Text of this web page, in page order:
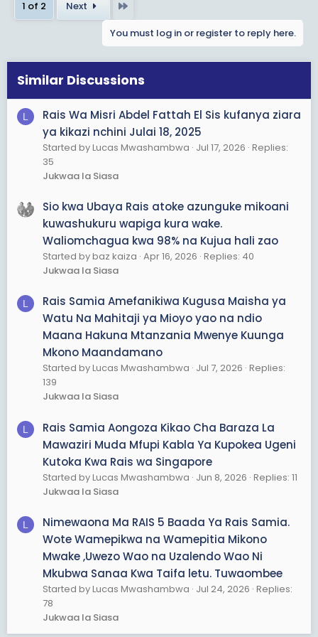
Kazi iendelee, Mama Ametufikia na kuwafikia
watanzania kwa utumishi wake uliotukuka wa kugusa
Maisha ya watanzania wanyonge wasio na Sauti.
Lucas Hebel Mwashambwa, Mama ANATOSHA
kuendelea kuliongoza Taifa letu kwa muhula wa pili.
1 of 2 Next
You must log in or register to reply here.
Similar Discussions
L
Rais Wa Misri Abdel Fattah El Sis kufanya ziara
ya kikazi nchini Julai 18, 2025
Started by Lucas Mwashambwa Jul 17, 2026 Replies:
35
Jukwaa la Siasa
Sio kwa Ubaya Rais atoke azunguke mikoani
kuwashukuru wapiga kura wake.
Waliomchagua kwa 98% na Kujua hali zao
Started by baz kaiza Apr 16, 2026 Replies: 40
Jukwaa la Siasa
L
Rais Samia Amefanikiwa Kugusa Maisha ya
Watu Na Mahitaji ya Mioyo yao na ndio
Maana Hakuna Mtanzania Mwenye Kuunga
Mkono Maandamano
Started by Lucas Mwashambwa Jul 7, 2026 Replies:
139
Jukwaa la Siasa
L
Rais Samia Aongoza Kikao Cha Baraza La
Mawaziri Muda Mfupi Kabla Ya Kupokea Ugeni
Kutoka Kwa Rais wa Singapore
Started by Lucas Mwashambwa Jun 8, 2026 Replies: 11
Jukwaa la Siasa
L
Nimewaona Ma RAIS 5 Baada Ya Rais Samia.
Wote Wamepikwa na Wamepitia Mikono
Mwake ,Uwezo Wao na Uzalendo Wao Ni
Mkubwa Sanaa Kwa Taifa letu. Tuwaombee
Started by Lucas Mwashambwa Jul 24, 2026 Replies:
78
Jukwaa la Siasa